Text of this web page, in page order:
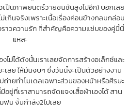
ป็นภาพยนตร์วายชนชันสูงไปอีก) บอกเลย
กินจริงเพราะเนื้อเรื่องค่อนข้างกลมกล่อม
งราวความรัก ที่สำคัญคือความแซ่บของคู่นี้นี่
แหละ
ไม่ได้ดังนั้นเราเลยจัดการสร้างอเล็กซ์และ
เลย ให้มันจบๆ ซึ่งวันนี้จะเป็นตัวอย่างงาน
ถ่ายทำโมเดลเฉพาะส่วนของหน้าหรือศีรษะ
ยู่ที่เราสามารถจัดแจงเสื้อผ้าเองได้ สาน
ฟิน จิ้นกำลัง2ไปเลย